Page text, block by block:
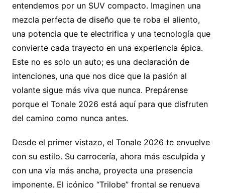
entendemos por un SUV compacto. Imaginen una
mezcla perfecta de diseño que te roba el aliento,
una potencia que te electrifica y una tecnología que
convierte cada trayecto en una experiencia épica.
Este no es solo un auto; es una declaración de
intenciones, una que nos dice que la pasión al
volante sigue más viva que nunca. Prepárense
porque el Tonale 2026 está aquí para que disfruten
del camino como nunca antes.
Desde el primer vistazo, el Tonale 2026 te envuelve
con su estilo. Su carrocería, ahora más esculpida y
con una vía más ancha, proyecta una presencia
imponente. El icónico “Trilobe” frontal se renueva